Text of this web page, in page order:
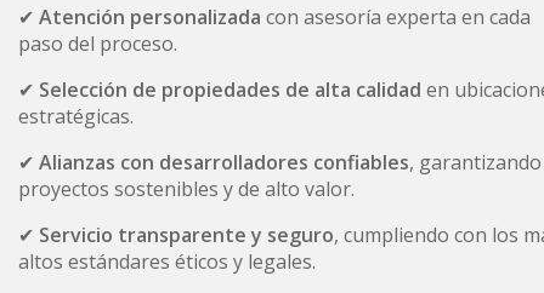
✔ Atención personalizada con asesoría experta en cada
paso del proceso.
✔ Selección de propiedades de alta calidad en
estratégicas.
✔ Alianzas con desarrolladores confiables, garantizando
proyectos sostenibles y de alto valor.
✔ Servicio transparente y seguro, cumpliendo con los
altos estándares éticos y legales.